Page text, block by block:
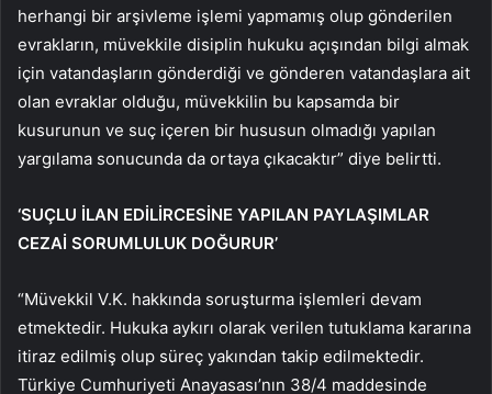
herhangi bir arşivleme işlemi yapmamış olup gönderilen
evrakların, müvekkile disiplin hukuku açışından bilgi almak
için vatandaşların gönderdiği ve gönderen vatandaşlara ait
olan evraklar olduğu, müvekkilin bu kapsamda bir
kusurunun ve suç içeren bir hususun olmadığı yapılan
yargılama sonucunda da ortaya çıkacaktır” diye belirtti.
‘SUÇLU İLAN EDİLİRCESİNE YAPILAN PAYLAŞIMLAR
CEZAİ SORUMLULUK DOĞURUR’
“Müvekkil V.K. hakkında soruşturma işlemleri devam
etmektedir. Hukuka aykırı olarak verilen tutuklama kararına
itiraz edilmiş olup süreç yakından takip edilmektedir.
Türkiye Cumhuriyeti Anayasası’nın 38/4 maddesinde